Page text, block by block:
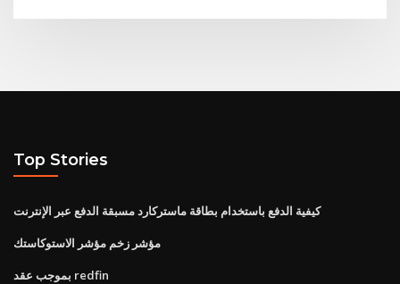
Top Stories
كيفية الدفع باستخدام بطاقة ماستركارد مسبقة الدفع عبر الإنترنت
مؤشر زخم مؤشر الاستوكاستك
بموجب عقد redfin